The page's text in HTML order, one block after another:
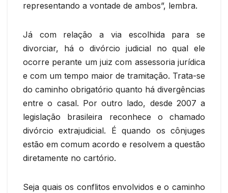
representando a vontade de ambos”, lembra.
Já com relação a via escolhida para se
divorciar, há o divórcio judicial no qual ele
ocorre perante um juiz com assessoria jurídica
e com um tempo maior de tramitação. Trata-se
do caminho obrigatório quanto há divergências
entre o casal. Por outro lado, desde 2007 a
legislação brasileira reconhece o chamado
divórcio extrajudicial. É quando os cônjuges
estão em comum acordo e resolvem a questão
diretamente no cartório.
Seja quais os conflitos envolvidos e o caminho